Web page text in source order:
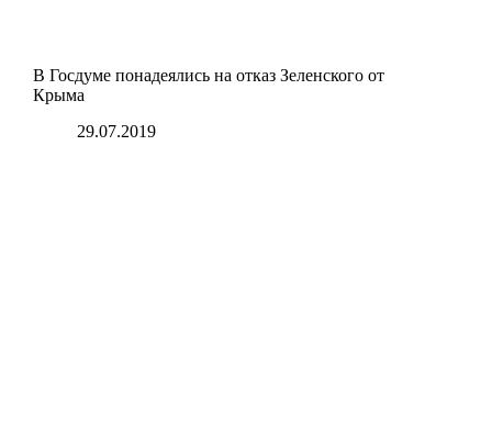
В Госдуме понадеялись на отказ Зеленского от
Крыма
29.07.2019